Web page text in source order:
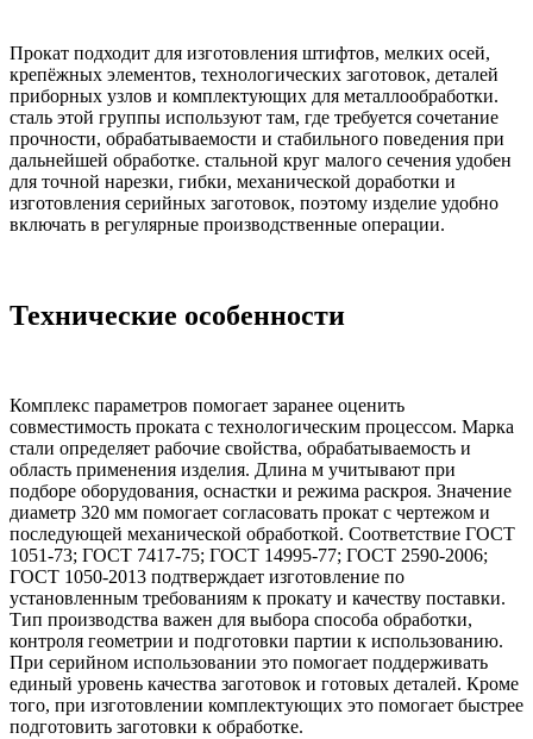
Прокат подходит для изготовления штифтов, мелких осей,
крепёжных элементов, технологических заготовок, деталей
приборных узлов и комплектующих для металлообработки.
сталь этой группы используют там, где требуется сочетание
прочности, обрабатываемости и стабильного поведения при
дальнейшей обработке. стальной круг малого сечения удобен
для точной нарезки, гибки, механической доработки и
изготовления серийных заготовок, поэтому изделие удобно
включать в регулярные производственные операции.
Технические особенности
Комплекс параметров помогает заранее оценить
совместимость проката с технологическим процессом. Марка
стали определяет рабочие свойства, обрабатываемость и
область применения изделия. Длина м учитывают при
подборе оборудования, оснастки и режима раскроя. Значение
диаметр 320 мм помогает согласовать прокат с чертежом и
последующей механической обработкой. Соответствие ГОСТ
1051-73; ГОСТ 7417-75; ГОСТ 14995-77; ГОСТ 2590-2006;
ГОСТ 1050-2013 подтверждает изготовление по
установленным требованиям к прокату и качеству поставки.
Тип производства важен для выбора способа обработки,
контроля геометрии и подготовки партии к использованию.
При серийном использовании это помогает поддерживать
единый уровень качества заготовок и готовых деталей. Кроме
того, при изготовлении комплектующих это помогает быстрее
подготовить заготовки к обработке.